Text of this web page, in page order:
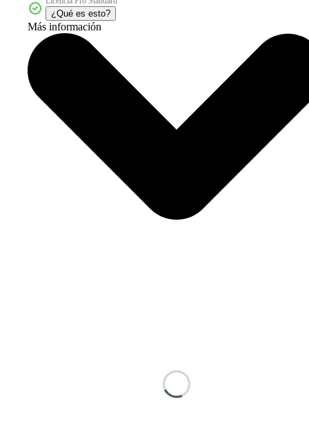
¿Qué es esto?
Más información